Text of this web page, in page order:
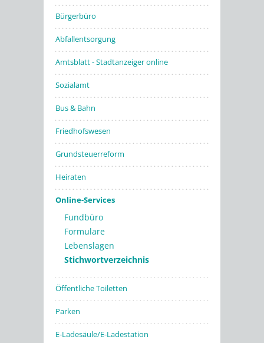
Bürgerbüro
Abfallentsorgung
Amtsblatt - Stadtanzeiger online
Sozialamt
Bus & Bahn
Friedhofswesen
Grundsteuerreform
Heiraten
Online-Services
Fundbüro
Formulare
Lebenslagen
Stichwortverzeichnis
Öffentliche Toiletten
Parken
E-Ladesäule/E-Ladestation